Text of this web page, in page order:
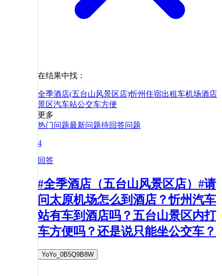
在结果中找：
全季酒店(五台山风景区店)忻州住宿出租车机场酒店
景区汽车站公交车方便
更多
热门问题最新问题待回答问题
4
回答
#全季酒店（五台山风景区店）#请
问太原机场怎么到酒店？忻州汽车
站有车到酒店吗？五台山景区内打
车方便吗？还是说只能坐公交车？
YoYo_0B5Q9B8W